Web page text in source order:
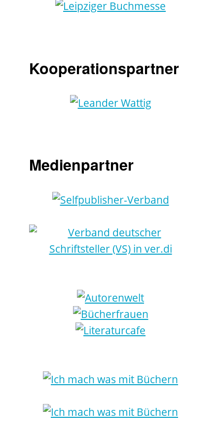
Kooperationspartner
Medienpartner